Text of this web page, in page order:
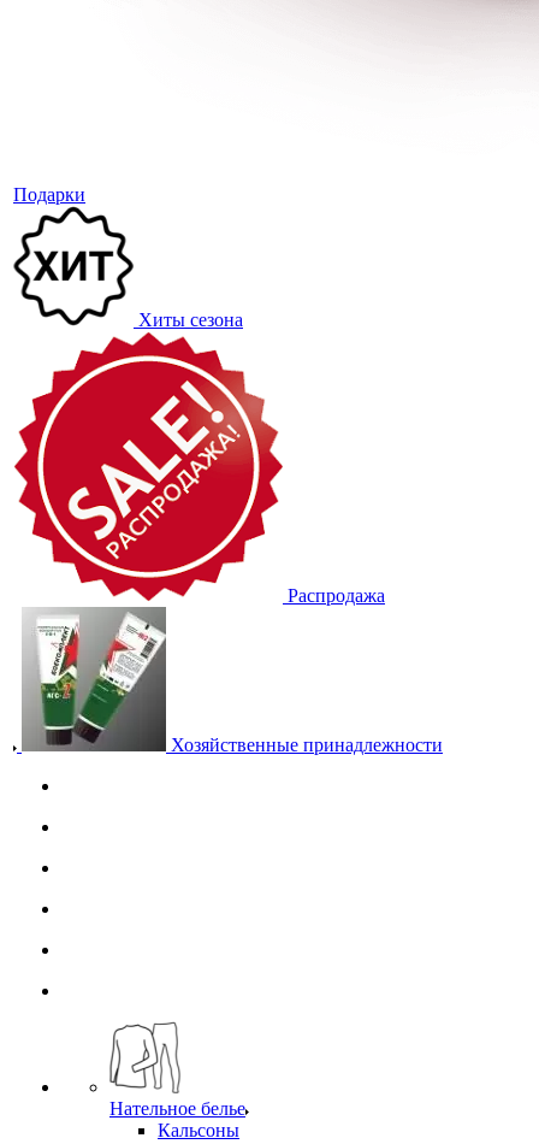
Подарки
Хиты сезона
Распродажа
Хозяйственные принадлежности
Нательное белье
Кальсоны